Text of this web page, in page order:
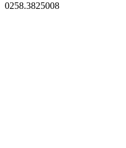
0258.3825008